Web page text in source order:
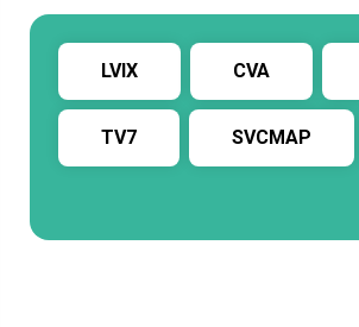
LVIX CVA
TV7 SVCMAP